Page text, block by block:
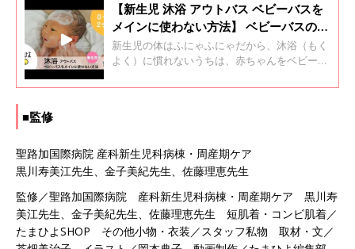
【新生児 沐浴 アウトバス ベビーバスを
メインに使わない方法】 ベビーバスの外
で体を洗う沐浴ってどうやるの? 聖路加
国際病院監修
新生児の体はふにゃふにゃだから、沐浴（もく
よく）に慣れないうちは、赤ちゃんをベビーバ
体を洗う沐浴、アウトバスならラクに進められ
■監修
聖路加国際病院 産科新生児科病棟・周産期ケア
黒川寿美江先生、金子美紀先生、佐藤理恵先生
監修／聖路加国際病院 産科新生児科病棟・周産期ケア 黒川寿
美江先生、金子美紀先生、佐藤理恵先生 短肌着・コンビ肌着／
たまひよSHOP その他小物・衣装／スタッフ私物 取材・文／